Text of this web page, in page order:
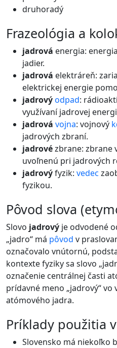
druhoradý
frazeológia a
jadrová energia:
jadier.
jadrová elektráreň:
elektrickej energie
jadrovýodpad:
využívaní jadrovej
jadrová vojna: vojnový
jadrových zbraní.
jadrovézbrane: zbrane
uvoľnenú pri jadrových
jadrovýfyzik: vedec
fyzikou.
pôvod slova
Slovo jadrový je odvodené
„jadro“ má pôvod v
označovalo vnútornú,
kontexte fyziky sa slovo
označenie centrálnej časti
prídavné meno „jadrový“ vo
atómového jadra.
príklady použitia
Slovensko má niekoľko